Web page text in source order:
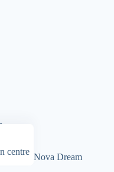
Site par Nova Dream
centre